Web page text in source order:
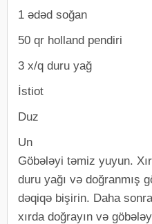
1 ədəd soğan
50 qr holland pendiri
3 x/q duru yağ
İstiot
Duz
Un
Göbələyi təmiz yuyun.
duru yağı və doğranmış
dəqiqə bişirin. Daha
xırda doğrayın və